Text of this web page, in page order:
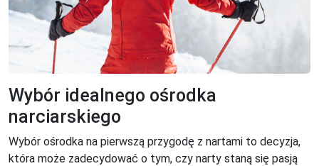
Wybór idealnego ośrodka
narciarskiego
Wybór ośrodka na pierwszą przygodę z nartami to decyzja,
która może zadecydować o tym, czy narty staną się pasją